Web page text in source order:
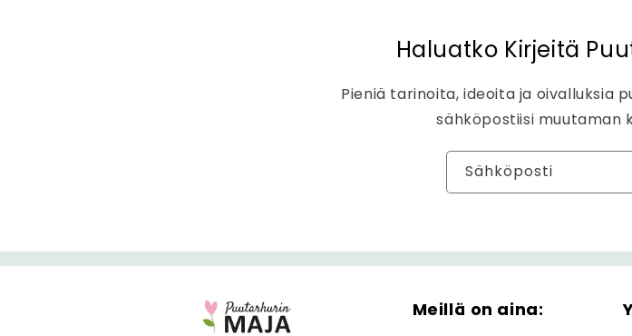
Haluatko Kirjeitä
Pieniä tarinoita, ideoita ja oivalluksia
sähköpostiisi muutaman
Sähköposti
Meillä on aina: